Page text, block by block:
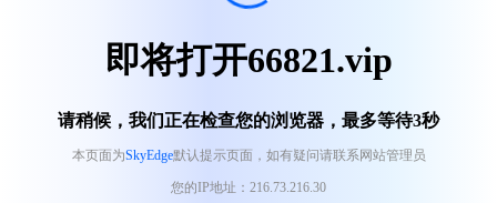
即将打开66821.vip
请稍候，我们正在检查您的浏览器，最多等待3秒
本页面为SkyEdge默认提示页面，如有疑问请联系网站管理员
您的IP地址：216.73.216.30